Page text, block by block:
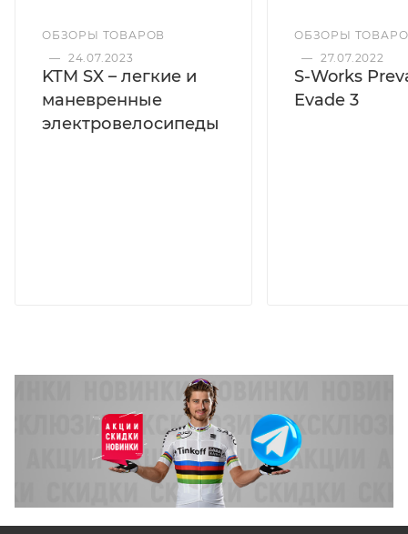
ОБЗОРЫ ТОВАРОВ
— 24.07.2023
KTM SX – легкие и
маневренные
электровелосипеды
ОБЗОРЫ
— 27.07.2022
S-Works
Evade 3